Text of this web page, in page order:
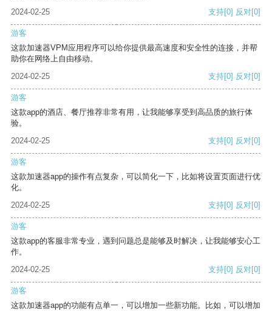
2024-02-25
支持[0] 反对[0]
游客
这款加速器VPM应用程序可以给你提供最高速度和安全性的连接，并帮
助你在网络上自由移动。
2024-02-25
支持[0] 反对[0]
游客
这款app的酒店、餐厅推荐非常有用，让我能够享受到高品质的旅行体
验。
2024-02-25
支持[0] 反对[0]
游客
这款加速器app的操作有点复杂，可以简化一下，比如将设置页面进行优
化。
2024-02-25
支持[0] 反对[0]
游客
这款app的客服非常专业，遇到问题总是能够及时解决，让我能够安心工
作。
2024-02-25
支持[0] 反对[0]
游客
这款加速器app的功能有点单一，可以增加一些新功能。比如，可以增加